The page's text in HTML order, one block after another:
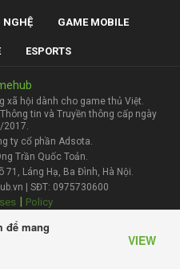
để mang
VIEW
NGHỆ GAME MOBILE
ESPORTS
xã hội dành cho game thủ Việt.
tin và Truyền thông cấp ngày
2017.
ty cổ phần Adsota.
Trần Quốc Toản.
Láng Hạ, Ba Đình, Hà Nội.
| SĐT: 0975730600
| Policy
đăng bài